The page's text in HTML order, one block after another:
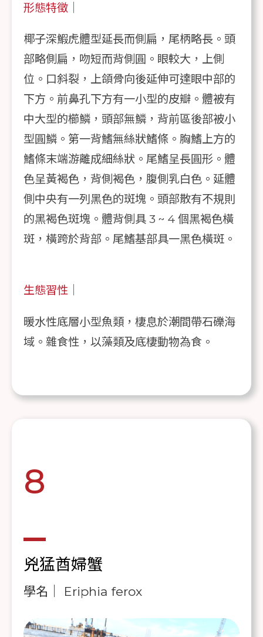
形態特徵｜
椰子深鰕虎體型延長而側扁，尾柄略長。頭
部略側扁，吻短而背側圓。眼較大，上側
位。口斜裂，上頜骨向後延伸可達眼中部的
下方。前鼻孔下方有一小型的皮瓣。體被有
中大型的櫛鱗，頭部無鱗，背前區後部被小
型圓鱗。第一背鰭無絲狀鰭條。胸鰭上方的
鰭條末端游離成細絲狀。尾鰭呈長圓形。體
色呈黃褐色，背側褐色，腹側乳白色。延體
側中央有一列黑色的斑塊。頭部散有不規則
的黑褐色斑塊。體背側具 3 ~ 4 個黑褐色橫
斑，橫跨於背部。尾鰭基部具一黑色橫斑。
生態習性｜
暖水性底層小型魚類，棲息於潮間帶石礫海
域。雜食性，以藻類及底棲動物為食。
8
兇猛酋婦蟹
學名｜ Eriphia ferox